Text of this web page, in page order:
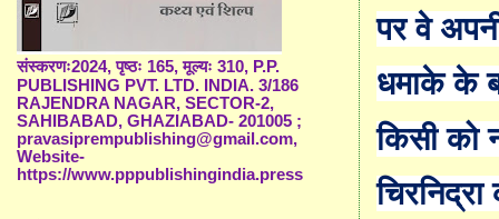
पर वे
धमाके के
किसी को
संस्करणः2024, पृष्ठः 165, मूल्यः 310, P.P.
PUBLISHING PVT. LTD. INDIA. 3/186
RAJENDRA NAGAR, SECTOR-2,
SAHIBABAD, GHAZIABAD- 201005 ;
pravasiprempublishing@gmail.com,
Website-
https://www.pppublishingindia.press